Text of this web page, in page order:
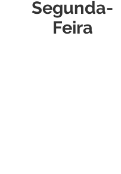
Segunda-
Feira